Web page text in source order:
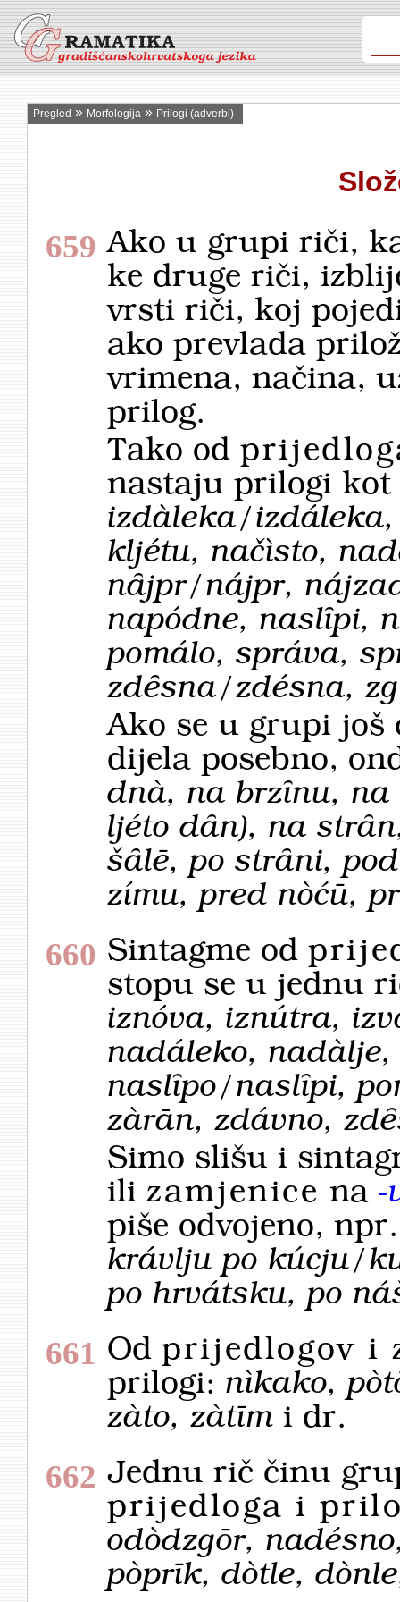
Pregled » Morfologija » Prilogi (adverbi)
659 Ako u grupi riči,
ke druge riči,
vrsti riči, koj
ako prevlada
vrimena, načina,
prilog.
Tako od
nastaju prilogi kot
izdàleka/
kljétu, načìsto,
nȃjpr/nájpr,
napódne, naslȋpi,
pomálo, správa,
zdȇsna/zdésna,
Ako se u grupi još
dijela posebno,
dnà, na brzȋnu,
ljéto dȃn), na
šȃlē, po strȃni,
zímu, pred nòćū,
660 Sintagme od
stopu se u jednu
iznóva, iznútra,
nadáleko,
naslȋpo/naslȋpi,
zàrān, zdávno,
Simo slišu i
ili zamjenice na -
piše odvojeno,
krávlju po kúcju/
po hrvátsku, po
661 Od prijedlogov i
prilogi: nìkako,
zàto, zàtīm i dr.
662 Jednu rič činu
prijedloga i
odòdzgōr,
pòprīk, dòtle,